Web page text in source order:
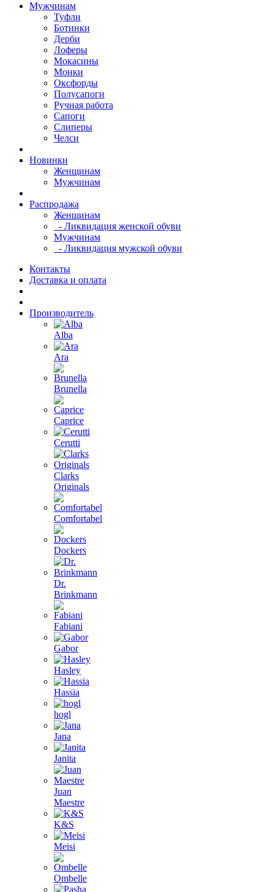
Мужчинам
Туфли
Ботинки
Дерби
Лоферы
Мокасины
Монки
Оксфорды
Полусапоги
Ручная работа
Сапоги
Слиперы
Челси
Новинки
Женщинам
Мужчинам
Распродажа
Женщинам
- Ликвидация женской обуви
Мужчинам
- Ликвидация мужской обуви
Контакты
Доставка и оплата
Производитель
Alba
Ara
Brunella
Caprice
Cerutti
Clarks
Originals
Comfortabel
Dockers
Dr.
Brinkmann
Fabiani
Gabor
Hasley
Hassia
hogl
Jana
Janita
Juan
Maestre
K&S
Meisi
Ombelle